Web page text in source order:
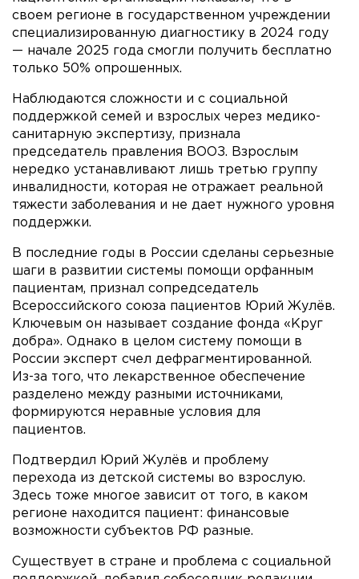
своем регионе в государственном учреждении
специализированную диагностику в 2024 году
— начале 2025 года смогли получить бесплатно
только 50% опрошенных.
Наблюдаются сложности и с социальной
поддержкой семей и взрослых через медико-
санитарную экспертизу, признала
председатель правления ВООЗ. Взрослым
нередко устанавливают лишь третью группу
инвалидности, которая не отражает реальной
тяжести заболевания и не дает нужного уровня
поддержки.
В последние годы в России сделаны серьезные
шаги в развитии системы помощи орфанным
пациентам, признал сопредседатель
Всероссийского союза пациентов Юрий Жулёв.
Ключевым он называет создание фонда «Круг
добра». Однако в целом систему помощи в
России эксперт счел дефрагментированной.
Из-за того, что лекарственное обеспечение
разделено между разными источниками,
формируются неравные условия для
пациентов.
Подтвердил Юрий Жулёв и проблему
перехода из детской системы во взрослую.
Здесь тоже многое зависит от того, в каком
регионе находится пациент: финансовые
возможности субъектов РФ разные.
Существует в стране и проблема с социальной